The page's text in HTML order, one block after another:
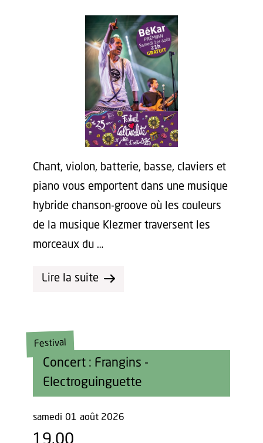
Chant, violon, batterie, basse, claviers et
piano vous emportent dans une musique
hybride chanson-groove où les couleurs
de la musique Klezmer traversent les
morceaux du …
Lire la suite
Concert : Frangins -
Electroguinguette
Festival
samedi 01 août 2026